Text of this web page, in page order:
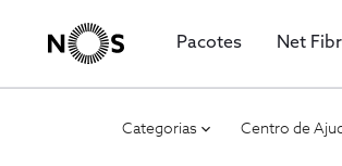
Pacotes Net
Categorias Centro de